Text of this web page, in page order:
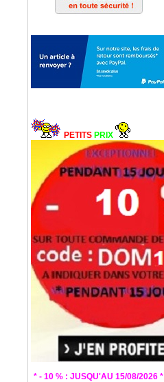
PETITS PRIX
* - 10 % : JUSQU'AU 15/08/2026 *